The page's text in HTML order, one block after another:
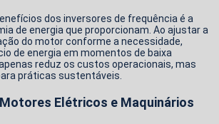
dos inversores de frequência é a
de energia que proporcionam. Ao ajustar a
do motor conforme a necessidade,
de energia em momentos de baixa
reduz os custos operacionais, mas
práticas sustentáveis.
Elétricos e Maquinários